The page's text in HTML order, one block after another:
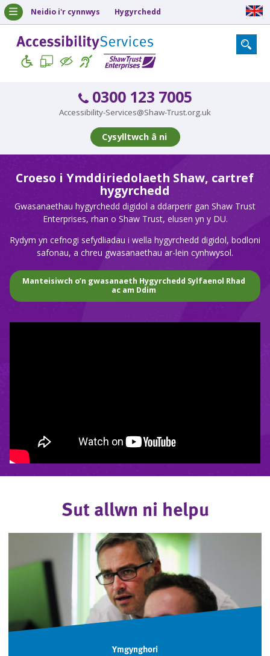
Neidio i'r cynnwys Hygyrchedd
0300 123 7005
Accessibility-Services@Shaw-Trust.org.uk
Cysylltwch â ni
Croeso i Ymddiriedolaeth Shaw, cartref
hygyrchedd
Gwasanaethau hygyrchedd digidol a ddarperir gan Shaw Trust
Enterprises, rhan o Shaw Trust, elusen yn y DU.
Rydym yn cefnogi sefydliadau i wella hygyrchedd digidol, bodloni
safonau, a chreu gwasanaethau ar-lein cynhwysol.
Manteisiwch o’n gwasanaeth Hygyrchedd Sylfaenol Rhad
ac am Ddim
Sut allwn ni helpu
Ymgynghori